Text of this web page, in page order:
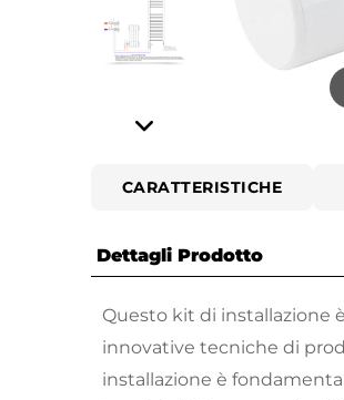
CARATTERISTICHE
Dettagli Prodotto
Questo kit di installazione
innovative tecniche di
installazione è